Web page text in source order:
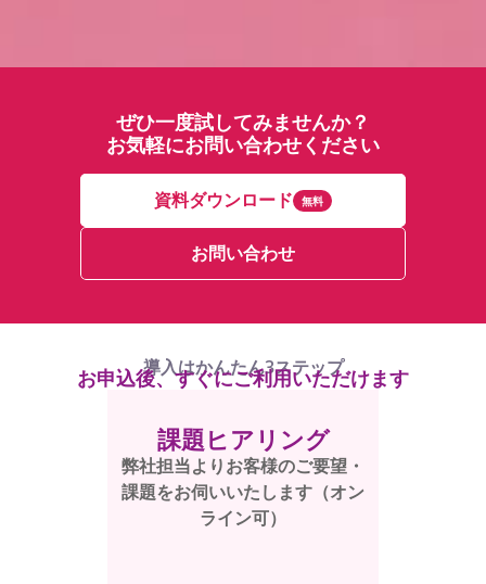
ぜひ一度試してみませんか？
お気軽にお問い合わせください
資料ダウンロード 無料
お問い合わせ
導入はかんたん3ステップ
お申込後、すぐにご利用いただけます
課題ヒアリング
弊社担当よりお客様のご要望・
課題をお伺いいたします（オン
ライン可）